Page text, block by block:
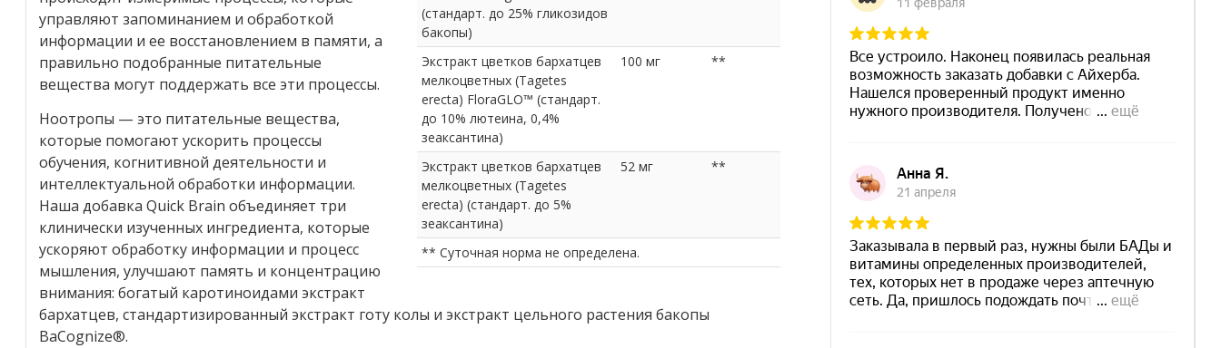
(стандарт. до 25% гликозидов
бакопы)
Экстракт цветков бархатцев
мелкоцветных (Tagetes
erecta) FloraGLO™ (стандарт.
до 10% лютеина, 0,4%
зеаксантина)
100 мг **
Экстракт цветков бархатцев
мелкоцветных (Tagetes
erecta) (стандарт. до 5%
зеаксантина)
52 мг **
** Суточная норма не определена.
управляют запоминанием и обработкой
информации и ее восстановлением в памяти, а
правильно подобранные питательные
вещества могут поддержать все эти процессы.
Ноотропы — это питательные вещества,
которые помогают ускорить процессы
обучения, когнитивной деятельности и
интеллектуальной обработки информации.
Наша добавка Quick Brain объединяет три
клинически изученных ингредиента, которые
ускоряют обработку информации и процесс
мышления, улучшают память и концентрацию
внимания: богатый каротиноидами экстракт
бархатцев, стандартизированный экстракт готу колы и экстракт цельного растения бакопы
BaCognize®.